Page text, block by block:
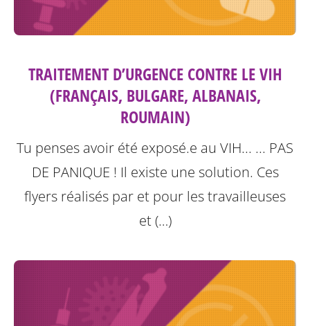
TRAITEMENT D’URGENCE CONTRE LE VIH
(FRANÇAIS, BULGARE, ALBANAIS,
ROUMAIN)
Tu penses avoir été exposé.e au VIH... ... PAS
DE PANIQUE ! Il existe une solution. Ces
flyers réalisés par et pour les travailleuses
et (…)